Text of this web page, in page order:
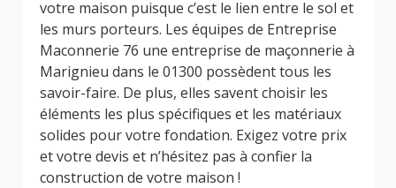
votre maison puisque c’est le lien entre le sol et
les murs porteurs. Les équipes de Entreprise
Maconnerie 76 une entreprise de maçonnerie à
Marignieu dans le 01300 possèdent tous les
savoir-faire. De plus, elles savent choisir les
éléments les plus spécifiques et les matériaux
solides pour votre fondation. Exigez votre prix
et votre devis et n’hésitez pas à confier la
construction de votre maison !